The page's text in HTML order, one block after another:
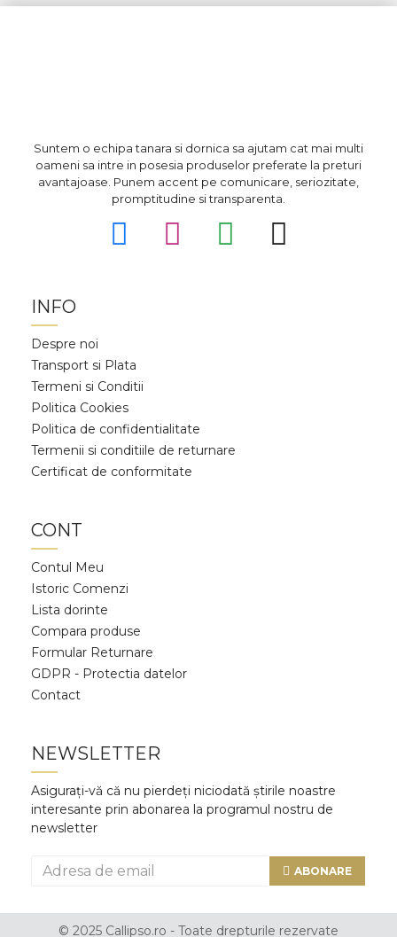
Suntem o echipa tanara si dornica sa ajutam cat mai multi
oameni sa intre in posesia produselor preferate la preturi
avantajoase. Punem accent pe comunicare, seriozitate,
promptitudine si transparenta.
INFO
Despre noi
Transport si Plata
Termeni si Conditii
Politica Cookies
Politica de confidentialitate
Termenii si conditiile de returnare
Certificat de conformitate
CONT
Contul Meu
Istoric Comenzi
Lista dorinte
Compara produse
Formular Returnare
GDPR - Protectia datelor
Contact
NEWSLETTER
Asigurați-vă că nu pierdeți niciodată știrile noastre
interesante prin abonarea la programul nostru de
newsletter
ABONARE
© 2025 Callipso.ro - Toate drepturile rezervate